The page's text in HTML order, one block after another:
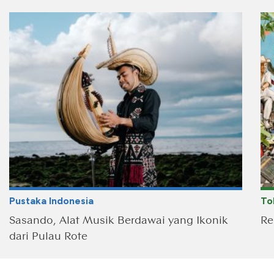
Pustaka Indonesia
Sasando, Alat Musik Berdawai yang Ikonik
dari Pulau Rote